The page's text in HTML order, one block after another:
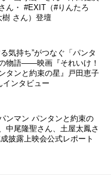
ん・ #EXIT（#りんたろ
樹 さん）登壇
気持ち”がつなぐ「パンタ
物語――映画『それいけ！
タンと約束の星』戸田恵子
インタビュー
ンマン パンタンと約束の
中尾隆聖さん、土屋太鳳さ
披露上映会公式レポート